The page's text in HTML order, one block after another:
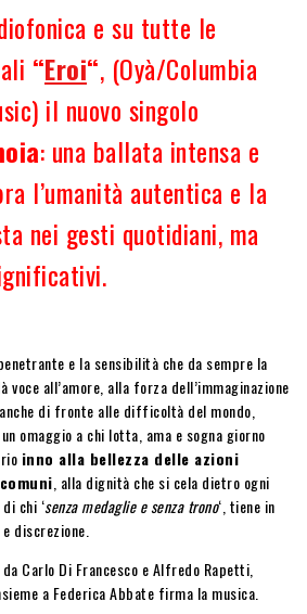
e su tutte le
“Eroi“, (Oyà/Columbia
il nuovo singolo
: una ballata intensa e
l’umanità autentica e la
nei gesti quotidiani, ma
e la sensibilità che da sempre la
all’amore, alla forza dell’immaginazione
di fronte alle difficoltà del mondo,
omaggio a chi lotta, ama e sogna giorno
inno alla bellezza delle azioni
, alla dignità che si cela dietro ogni
chi ‘senza medaglie e senza trono‘, tiene in
discrezione.
Carlo Di Francesco e Alfredo Rapetti,
a Federica Abbate firma la musica.